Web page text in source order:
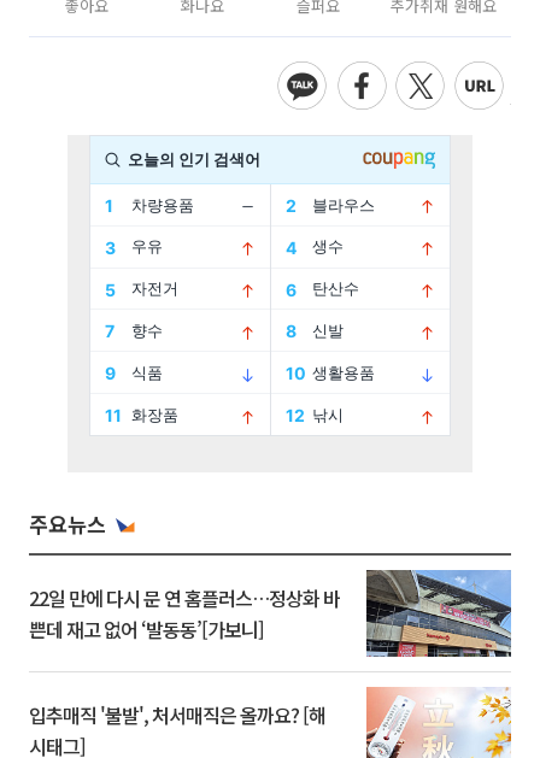
좋아요 화나요 슬퍼요 추가취재 원해요
주요뉴스
22일 만에 다시 문 연 홈플러스…정상화 바
쁜데 재고 없어 ‘발동동’[가보니]
입추매직 '불발', 처서매직은 올까요? [해
시태그]